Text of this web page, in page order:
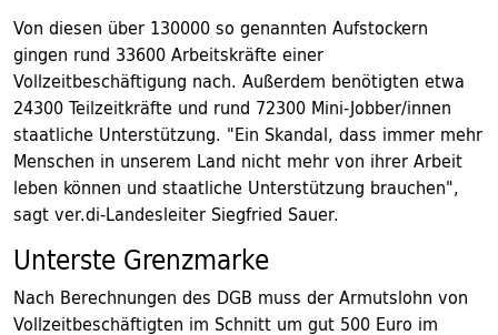
Von diesen über 130000 so genannten Aufstockern
gingen rund 33600 Arbeitskräfte einer
Vollzeitbeschäftigung nach. Außerdem benötigten etwa
24300 Teilzeitkräfte und rund 72300 Mini-Jobber/innen
staatliche Unterstützung. "Ein Skandal, dass immer mehr
Menschen in unserem Land nicht mehr von ihrer Arbeit
leben können und staatliche Unterstützung brauchen",
sagt ver.di-Landesleiter Siegfried Sauer.
Unterste Grenzmarke
Nach Berechnungen des DGB muss der Armutslohn von
Vollzeitbeschäftigten im Schnitt um gut 500 Euro im